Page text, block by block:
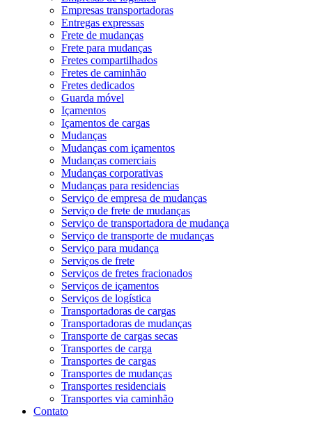
Empresas transportadoras
Entregas expressas
Frete de mudanças
Frete para mudanças
Fretes compartilhados
Fretes de caminhão
Fretes dedicados
Guarda móvel
Içamentos
Içamentos de cargas
Mudanças
Mudanças com içamentos
Mudanças comerciais
Mudanças corporativas
Mudanças para residencias
Serviço de empresa de mudanças
Serviço de frete de mudanças
Serviço de transportadora de mudança
Serviço de transporte de mudanças
Serviço para mudança
Serviços de frete
Serviços de fretes fracionados
Serviços de içamentos
Serviços de logística
Transportadoras de cargas
Transportadoras de mudanças
Transporte de cargas secas
Transportes de carga
Transportes de cargas
Transportes de mudanças
Transportes residenciais
Transportes via caminhão
Contato